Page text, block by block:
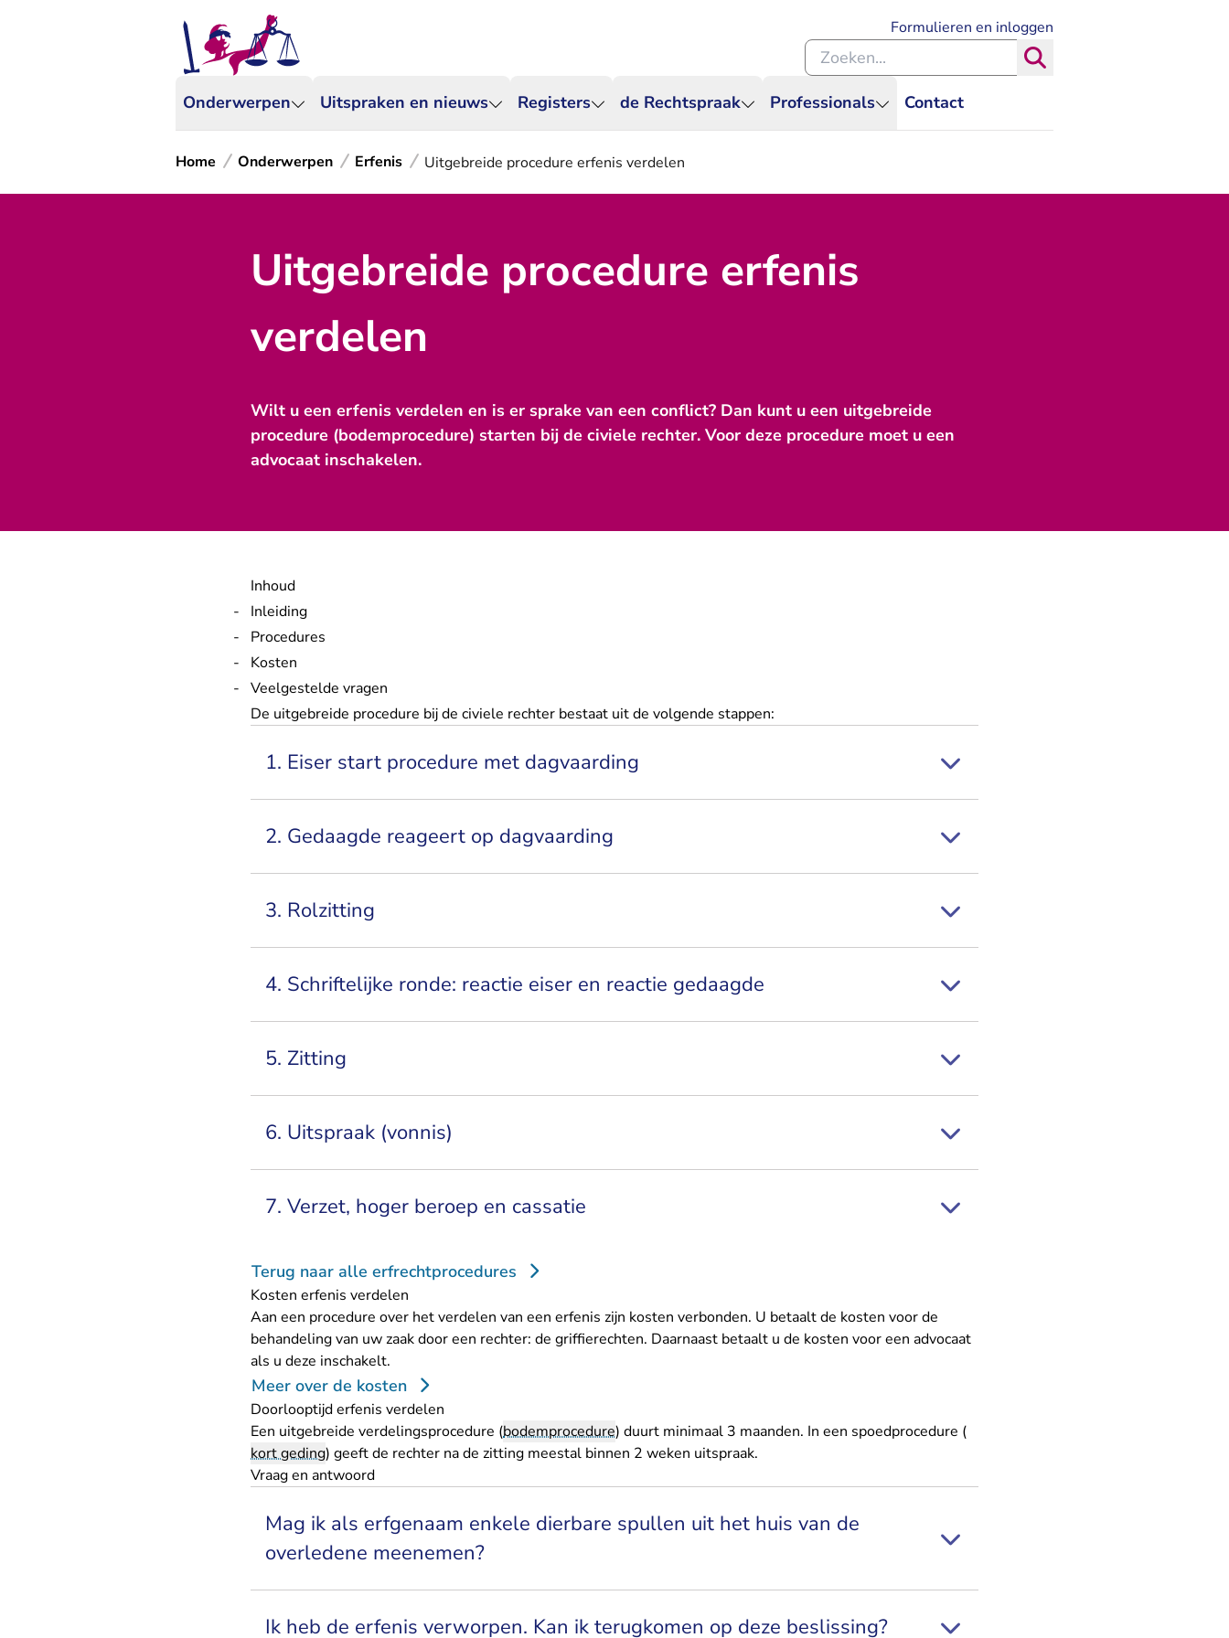
Onderwerpen Uitspraken en nieuws Registers de Rechtspraak Professionals Contact
Formulieren en inloggen
Zoeken binnen de Rechtspraak
Home Onderwerpen Erfenis Uitgebreide procedure erfenis verdelen
Uitgebreide procedure erfenis
verdelen
Wilt u een erfenis verdelen en is er sprake van een conflict? Dan kunt u een uitgebreide
procedure (bodemprocedure) starten bij de civiele rechter. Voor deze procedure moet u een
advocaat inschakelen.
Inhoud
Inleiding
Procedures
Kosten
Veelgestelde vragen
De uitgebreide procedure bij de civiele rechter bestaat uit de volgende stappen:
1. Eiser start procedure met dagvaarding
2. Gedaagde reageert op dagvaarding
3. Rolzitting
4. Schriftelijke ronde: reactie eiser en reactie gedaagde
5. Zitting
6. Uitspraak (vonnis)
7. Verzet, hoger beroep en cassatie
Terug naar alle erfrechtprocedures
Kosten erfenis verdelen
Aan een procedure over het verdelen van een erfenis zijn kosten verbonden. U betaalt de kosten voor de
behandeling van uw zaak door een rechter: de griffierechten. Daarnaast betaalt u de kosten voor een advocaat
als u deze inschakelt.
Meer over de kosten
Doorlooptijd erfenis verdelen
Een uitgebreide verdelingsprocedure (bodemprocedure) duurt minimaal 3 maanden. In een spoedprocedure (
kort geding) geeft de rechter na de zitting meestal binnen 2 weken uitspraak.
Vraag en antwoord
Mag ik als erfgenaam enkele dierbare spullen uit het huis van de
overledene meenemen?
Ik heb de erfenis verworpen. Kan ik terugkomen op deze beslissing?